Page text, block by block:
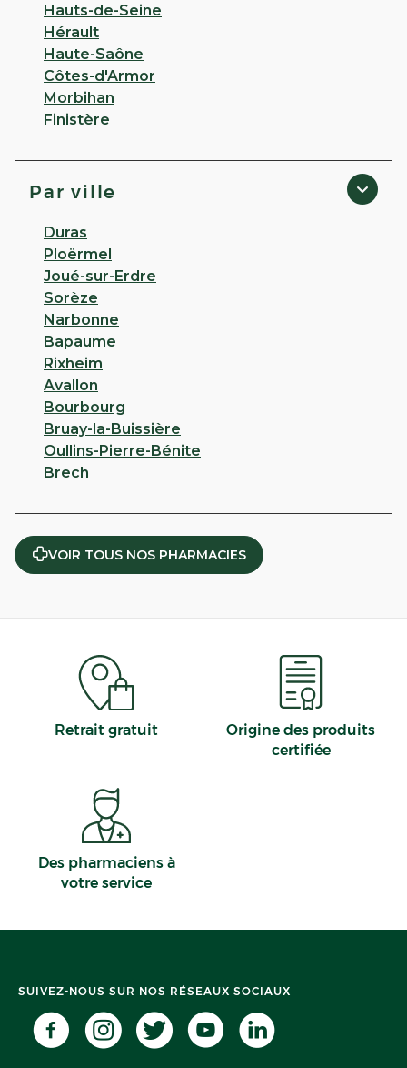
Hauts-de-Seine
Hérault
Haute-Saône
Côtes-d'Armor
Morbihan
Finistère
Par ville
Duras
Ploërmel
Joué-sur-Erdre
Sorèze
Narbonne
Bapaume
Rixheim
Avallon
Bourbourg
Bruay-la-Buissière
Oullins-Pierre-Bénite
Brech
VOIR TOUS NOS PHARMACIES
Retrait gratuit
Origine des produits
certifiée
Des pharmaciens à
votre service
SUIVEZ-NOUS SUR NOS RÉSEAUX SOCIAUX